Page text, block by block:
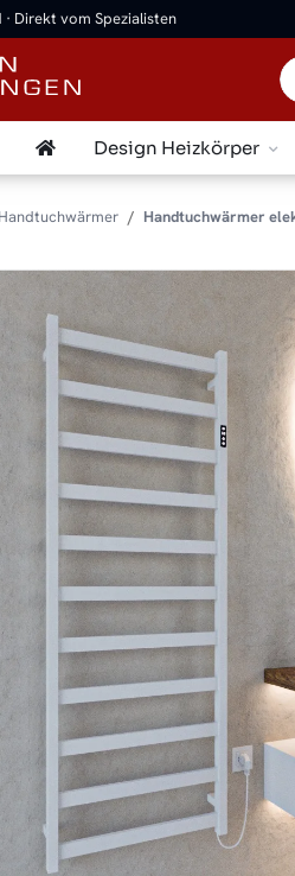
Direkt vom Spezialisten
Design Heizkörper
Handtuchwärmer Handtuchwärmer